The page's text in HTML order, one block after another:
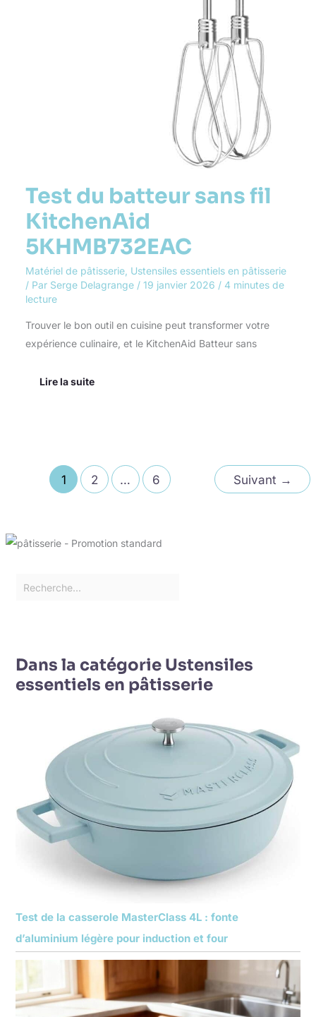
Test du batteur sans fil
KitchenAid
5KHMB732EAC
Matériel de pâtisserie, Ustensiles essentiels en pâtisserie
/ Par Serge Delagrange / 19 janvier 2026 / 4 minutes de
lecture
Trouver le bon outil en cuisine peut transformer votre
expérience culinaire, et le KitchenAid Batteur sans
Lire la suite
1 2 … 6 Suivant →
Dans la catégorie Ustensiles
essentiels en pâtisserie
Test de la casserole MasterClass 4L : fonte
d’aluminium légère pour induction et four